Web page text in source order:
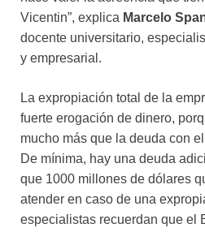
Vicentin”, explica Marcelo
docente universitario,
y empresarial.
La expropiación total de la
fuerte erogación de dinero,
mucho más que la deuda con
De mínima, hay una deuda
que 1000 millones de dólares
atender en caso de una
especialistas recuerdan que el